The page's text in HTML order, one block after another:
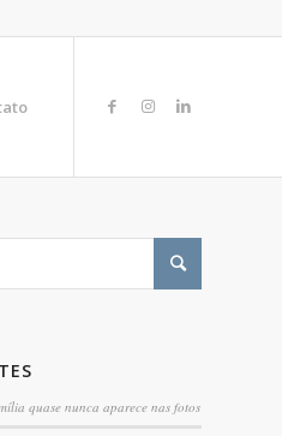
quase nunca aparece nas fotos